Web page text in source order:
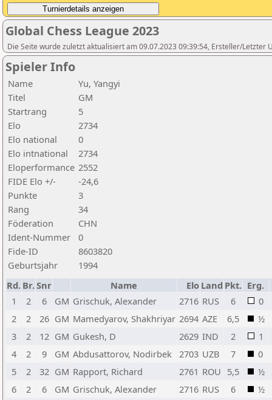
Global Chess League 2023
Die Seite wurde zuletzt aktualisiert am 09.07.2023 09:39:54, Ersteller/Letzter
Spieler Info
Name
Yu, Yangyi
Titel
GM
Startrang
5
Elo
2734
Elo national
0
Elo intnational
2734
Eloperformance 2552
FIDE Elo +/-
-24,6
Punkte
3
Rang
34
Föderation
CHN
Ident-Nummer
0
Fide-ID
8603820
Geburtsjahr
1994
Rd. Br.Snr Name Elo Land Pkt. Erg.
1
2 6 GM Grischuk, Alexander 2716 RUS 6 0
2
2 26 GM Mamedyarov, Shakhriyar 2694 AZE 6,5 ½
3
2 12 GM Gukesh, D 2629 IND 2 1
4
2 9 GM Abdusattorov, Nodirbek 2703 UZB 7 0
5
2 32 GM Rapport, Richard 2761 ROU 5,5 ½
6
2 6 GM Grischuk, Alexander 2716 RUS 6 ½